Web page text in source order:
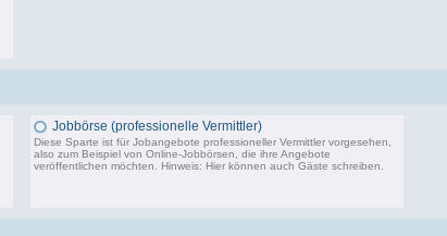
Jobbörse (professionelle Vermittler)
Diese Sparte ist für Jobangebote professioneller Vermittler vorgesehen,
also zum Beispiel von Online-Jobbörsen, die ihre Angebote
veröffentlichen möchten. Hinweis: Hier können auch Gäste schreiben.